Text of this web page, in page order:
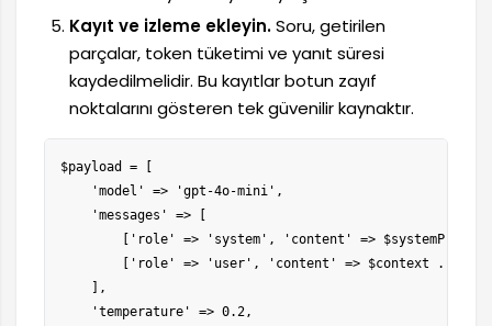
Kayıt ve izleme ekleyin.Soru, getirilen
parçalar, token tüketimi ve yanıt süresi
kaydedilmelidir. Bu kayıtlar botun zayıf
noktalarını gösteren tek güvenilir kaynaktır.
$payload = [
    'model' => 'gpt-4o-mini',
    'messages' => [
['role' => 'system', 'content' =>
['role' => 'user', 'content' => $context .
    ],
    'temperature' => 0.2,